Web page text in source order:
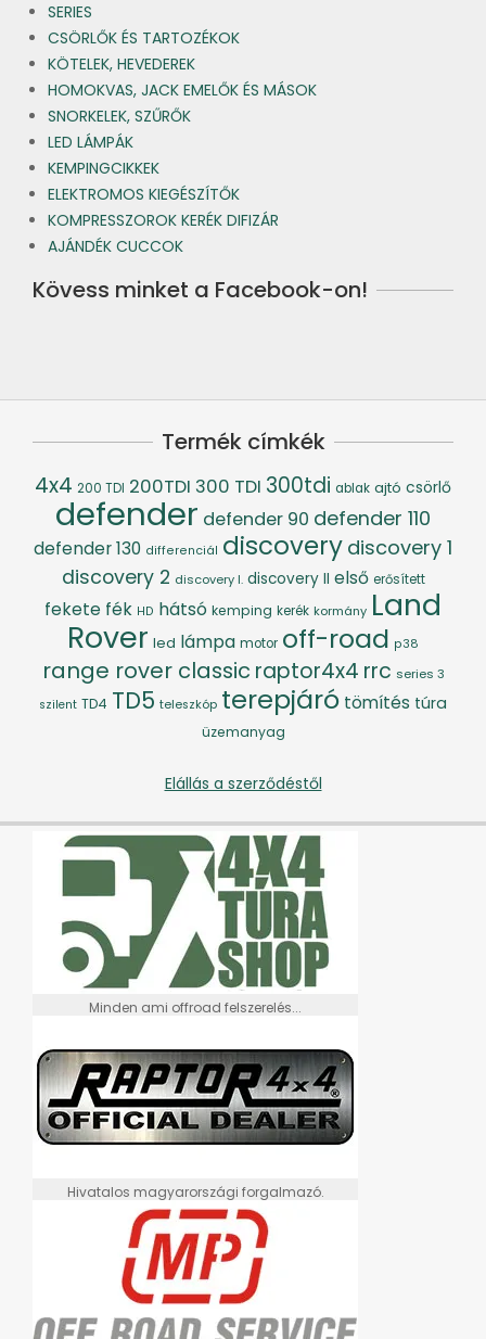
SERIES
CSÖRLŐK ÉS TARTOZÉKOK
KÖTELEK, HEVEDEREK
HOMOKVAS, JACK EMELŐK ÉS MÁSOK
SNORKELEK, SZŰRŐK
LED LÁMPÁK
KEMPINGCIKKEK
ELEKTROMOS KIEGÉSZÍTŐK
KOMPRESSZOROK KERÉK DIFIZÁR
AJÁNDÉK CUCCOK
Kövess minket a Facebook-on!
Termék címkék
4x4 200 TDI 200TDI 300 TDI 300tdi ablak ajtó csörlő
defender defender 90 defender 110
defender 130 differenciál discovery discovery 1
discovery 2 discovery I. discovery II első erősített
fekete fék HD hátsó kemping kerék kormány Land
Rover led lámpa motor off-road p38
range rover classic raptor4x4 rrc series 3
szilent TD4 TD5 teleszkóp terepjáró tömítés túra
üzemanyag
Elállás a szerződéstől
Minden ami offroad felszerelés...
Hivatalos magyarországi forgalmazó.